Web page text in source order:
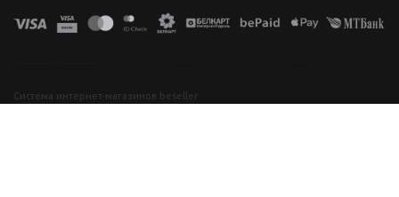
Система интернет-магазинов beseller